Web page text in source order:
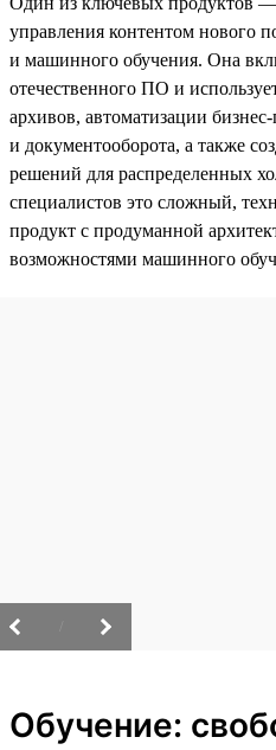
управления контентом нового
и машинного обучения. Она
отечественного ПО и
архивов, автоматизации
и документооборота, а также
решений для распределенных
специалистов это сложный,
продукт с продуманной
возможностями машинного
Обучение: